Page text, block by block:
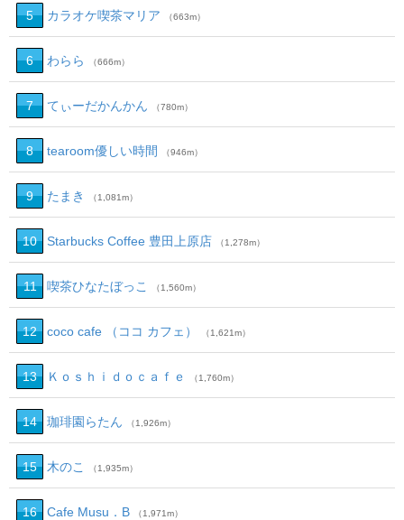
5 カラオケ喫茶マリア （663m）
6 わらら （666m）
7 てぃーだかんかん （780m）
8 tearoom優しい時間 （946m）
9 たまき （1,081m）
10 Starbucks Coffee 豊田上原店 （1,278m）
11 喫茶ひなたぼっこ （1,560m）
12 coco cafe （ココ カフェ） （1,621m）
13 Ｋｏｓｈｉｄｏｃａｆｅ （1,760m）
14 珈琲園らたん （1,926m）
15 木のこ （1,935m）
16 Cafe Musu．B （1,971m）